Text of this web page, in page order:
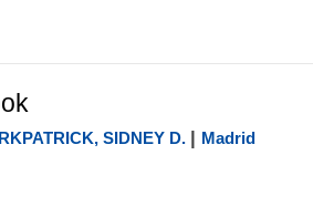
SIDNEY D. | Madrid